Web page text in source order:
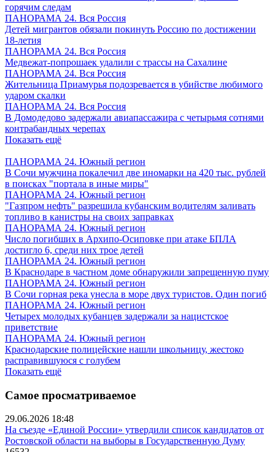
горячим следам
ПАНОРАМА 24. Вся Россия
Детей мигрантов обязали покинуть Россию по достижении
18-летия
ПАНОРАМА 24. Вся Россия
Медвежат-попрошаек удалили с трассы на Сахалине
ПАНОРАМА 24. Вся Россия
Жительница Приамурья подозревается в убийстве любимого
ударом скалки
ПАНОРАМА 24. Вся Россия
В Домодедово задержали авиапассажира с четырьмя сотнями
контрабандных черепах
Показать ещё
ПАНОРАМА 24. Южный регион
В Сочи мужчина покалечил две иномарки на 420 тыс. рублей
в поисках "портала в иные миры"
ПАНОРАМА 24. Южный регион
"Газпром нефть" разрешила кубанским водителям заливать
топливо в канистры на своих заправках
ПАНОРАМА 24. Южный регион
Число погибших в Архипо-Осиповке при атаке БПЛА
достигло 6, среди них трое детей
ПАНОРАМА 24. Южный регион
В Краснодаре в частном доме обнаружили запрещенную пуму
ПАНОРАМА 24. Южный регион
В Сочи горная река унесла в море двух туристов. Один погиб
ПАНОРАМА 24. Южный регион
Четырех молодых кубанцев задержали за нацистское
приветствие
ПАНОРАМА 24. Южный регион
Краснодарские полицейские нашли школьницу, жестоко
расправившуюся с голубем
Показать ещё
Самое просматриваемое
29.06.2026 18:48
На съезде «Единой России» утвердили список кандидатов от
Ростовской области на выборы в Государственную Думу